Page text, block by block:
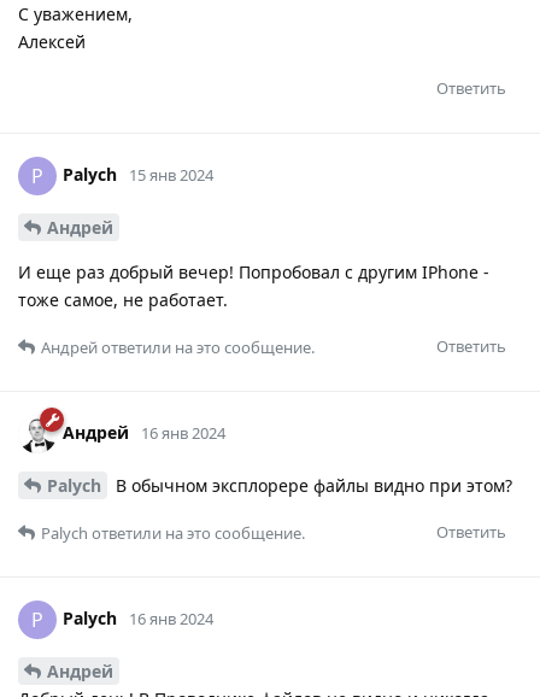
С уважением,
Алексей
Ответить
P Palych 15 янв 2024
Андрей
И еще раз добрый вечер! Попробовал с другим IPhone -
тоже самое, не работает.
Ответить
Андрейответили на это сообщение.
Андрей 16 янв 2024
Palych В обычном эксплорере файлы видно при этом?
Ответить
Palych ответили на это сообщение.
P Palych 16 янв 2024
Андрей